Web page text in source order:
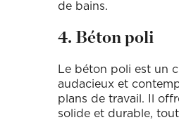
de bains.
4. Béton poli
Le béton poli est un
audacieux et
plans de travail. Il
solide et durable,